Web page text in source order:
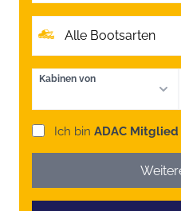
Alle Bootsarten
Kabinen von
Ich bin ADAC Mitglied